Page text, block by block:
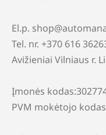
El.p.
Tel. nr. +370 616
Avižieniai Vilniaus r.
Įmonės
PVM mokėtojo